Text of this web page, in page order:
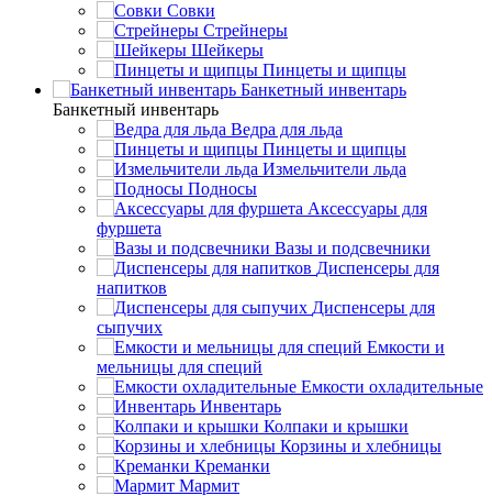
Совки
Стрейнеры
Шейкеры
Пинцеты и щипцы
Банкетный инвентарь
Банкетный инвентарь
Ведра для льда
Пинцеты и щипцы
Измельчители льда
Подносы
Аксессуары для
фуршета
Вазы и подсвечники
Диспенсеры для
напитков
Диспенсеры для
сыпучих
Емкости и
мельницы для специй
Емкости охладительные
Инвентарь
Колпаки и крышки
Корзины и хлебницы
Креманки
Мармит